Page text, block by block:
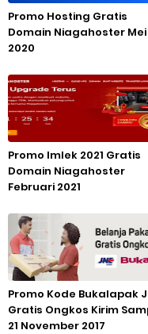
Promo Hosting Gratis
Domain Niagahoster Mei
2020
Promo Imlek 2021 Gratis
Domain Niagahoster
Februari 2021
Promo Kode Bukalapak
Gratis Ongkos Kirim
21 November 2017